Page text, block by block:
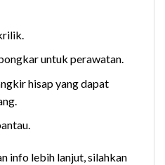
untuk perawatan.
hisap yang dapat
info lebih lanjut, silahkan